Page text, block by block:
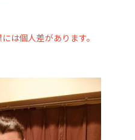
は個人差があります。